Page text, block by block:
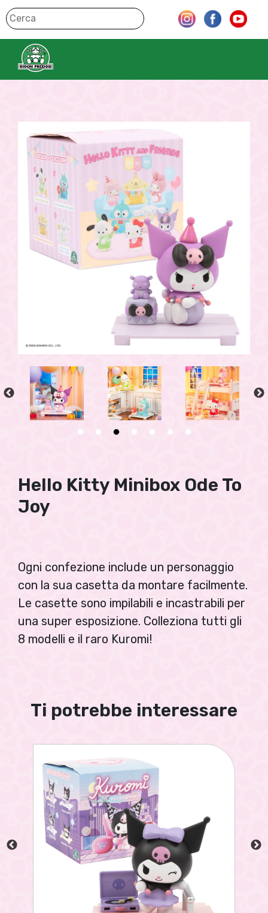
Hello Kitty Minibox Ode To
Joy
Ogni confezione include un personaggio
con la sua casetta da montare facilmente.
Le casette sono impilabili e incastrabili per
una super esposizione. Colleziona tutti gli
8 modelli e il raro Kuromi!
Ti potrebbe interessare